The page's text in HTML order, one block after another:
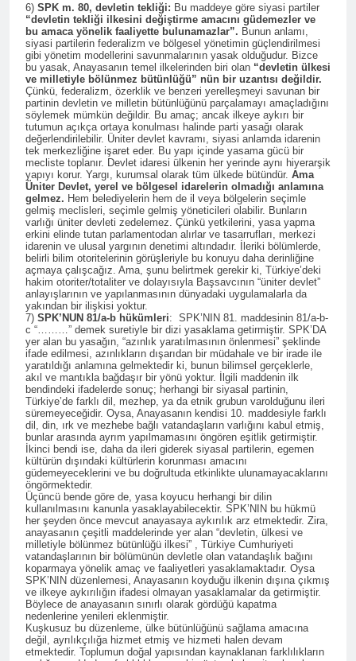
HAK-PAR’lı gençler bildiri
dağıttı. Ağrı’da HAK-PAR’lı
Alper yıldız ve Berkay Nurçin
öncülüğünde gençler, 19
Mart 2024 tarihinde, kent
merkezinde Parti bildirilerini
dağıttılar.
2 Yıl Ago
HAK-PAR İstanbul il
örgütü, ‘Halepçe
Soykırımını
unutmayacağız!’
2 Yıl Ago
HALEPÇE ŞEHİTLERİ HAK-
PAR DİYARBAKIR İL
ÖRGÜTÜNDE ANILDI
2 Yıl Ago
EM ŞEHÎDÊN KOMKUJIYA
HELEBÇÊ BI RÊZDARÎ BI
BÎRTÎNIN, HALEPÇE
SOYKIRIMI ŞEHİTLERİNİ
SAYGIYLA ANIYORUZ
2 Yıl Ago
Hak ve Özgürlükler Partisi
Diyarbakır’ın ilçelerinde
seçim çalışmalarını
sürdürüyor.
2 Yıl Ago
HAK-PAR Silvan, Bismil
ve Çınar ilçelerinde
2 Yıl Ago
HAK-PAR Başkanlık Kurulu;
‘Sorumluluk bilinciyle
seferber olalım.’ HAK-PAR
başkanlık kurulu 9 Mart 2024
tarihinde Diyarbakır’da
toplanarak gündemindeki
konuları görüştü ve aşağıdaki
bildiriyi kamuoyu le
paylaşmayı kararlaştırdı.
2 Yıl Ago
HAK-PAR Ankara Kadın
komisyonu, 8 Mart Dünya
kadınlar Günü’nü HAK-PAR
Genel merkezin de
düzenledikleri Kürtçe ve
Türķçe basın açıklamasıyla
kutladı.
2 Yıl Ago
BASINA VE KAMUOYUNA
İnsanlık tarihi aynı
zamanda yaşanan
eşitsizliklere karşı verilen
mücadele tarihidir.
2 Yıl Ago
HAK-PAR İstanbul
Büyükşehir belediye başkan
adayı Mustafa Aytaş,
Nûbihar Yayınevini ve
PWK’yi ziyaret etti.
2 Yıl Ago
HAK-PAR İstanbul
Büyükşehir belediye
başkan adayı Mustafa
Aytaş, KÜRT-KAV’ ziyaret
etti.
2 Yıl Ago
HAK-PAR Şanlıurfa
belediye başkan adayları
propaganda çalışmalarına
hız verdi
2 Yıl Ago
Partiya Saadetê bi şandekî
6) SPK m. 80, devletin tekliği: Bu maddeye göre siyasi partiler
“devletin tekliği ilkesini değiştirme amacını güdemezler ve
bu amaca yönelik faaliyette bulunamazlar”. Bunun anlamı,
siyasi partilerin federalizm ve bölgesel yönetimin güçlendirilmesi
gibi yönetim modellerini savunmalarının yasak olduğudur. Bizce
bu yasak, Anayasanın temel ilkelerinden biri olan “devletin ülkesi
ve milletiyle bölünmez bütünlüğü” nün bir uzantısı değildir.
Çünkü, federalizm, özerklik ve benzeri yerelleşmeyi savunan bir
partinin devletin ve milletin bütünlüğünü parçalamayı amaçladığını
söylemek mümkün değildir. Bu amaç; ancak ilkeye aykırı bir
tutumun açıkça ortaya konulması halinde parti yasağı olarak
değerlendirilebilir. Üniter devlet kavramı, siyasi anlamda idarenin
tek merkezliğine işaret eder. Bu yapı içinde yasama gücü bir
mecliste toplanır. Devlet idaresi ülkenin her yerinde aynı hiyerarşik
yapıyı korur. Yargı, kurumsal olarak tüm ülkede bütündür. Ama
Üniter Devlet, yerel ve bölgesel idarelerin olmadığı anlamına
gelmez. Hem belediyelerin hem de il veya bölgelerin seçimle
gelmiş meclisleri, seçimle gelmiş yöneticileri olabilir. Bunların
varlığı üniter devleti zedelemez. Çünkü yetkilerini, yasa yapma
erkini elinde tutan parlamentodan alırlar ve tasarrufları, merkezi
idarenin ve ulusal yargının denetimi altındadır. İleriki bölümlerde,
belirli bilim otoritelerinin görüşleriyle bu konuyu daha derinliğine
açmaya çalışcağız. Ama, şunu belirtmek gerekir ki, Türkiye’deki
hakim otoriter/totaliter ve dolayısıyla Başsavcının “üniter devlet”
anlayışlarının ve yapılanmasının dünyadaki uygulamalarla da
yakından bir ilişkisi yoktur.
7) SPK’NUN 81/a-b hükümleri: SPK’NIN 81. maddesinin 81/a-b-
c “………” demek suretiyle bir dizi yasaklama getirmiştir. SPK’DA
yer alan bu yasağın, “azınlık yaratılmasının önlenmesi” şeklinde
ifade edilmesi, azınlıkların dışarıdan bir müdahale ve bir irade ile
yaratıldığı anlamına gelmektedir ki, bunun bilimsel gerçeklerle,
akıl ve mantıkla bağdaşır bir yönü yoktur. İlgili maddenin ilk
bendindeki ifadelerde sonuç; herhangi bir siyasal partinin,
Türkiye’de farklı dil, mezhep, ya da etnik grubun varolduğunu ileri
süremeyeceğidir. Oysa, Anayasanın kendisi 10. maddesiyle farklı
dil, din, ırk ve mezhebe bağlı vatandaşların varlığını kabul etmiş,
bunlar arasında ayrım yapılmamasını öngören eşitlik getirmiştir.
İkinci bendi ise, daha da ileri giderek siyasal partilerin, egemen
kültürün dışındaki kültürlerin korunması amacını
güdemeyeceklerini ve bu doğrultuda etkinlikte ulunamayacaklarını
öngörmektedir.
Üçüncü bende göre de, yasa koyucu herhangi bir dilin
kullanılmasını kanunla yasaklayabilecektir. SPK’NIN bu hükmü
her şeyden önce mevcut anayasaya aykırılık arz etmektedir. Zira,
anayasanın çeşitli maddelerinde yer alan “devletin, ülkesi ve
milletiyle bölünmez bütünlüğü ilkesi” , Türkiye Cumhuriyeti
vatandaşlarının bir bölümünün devletle olan vatandaşlık bağını
koparmaya yönelik amaç ve faaliyetleri yasaklamaktadır. Oysa
SPK’NIN düzenlemesi, Anayasanın koyduğu ilkenin dışına çıkmış
ve ilkeye aykırılığın ifadesi olmayan yasaklamalar da getirmiştir.
Böylece de anayasanın sınırlı olarak gördüğü kapatma
nedenlerine yenileri eklenmiştir.
Kuşkusuz bu düzenleme, ülke bütünlüğünü sağlama amacına
değil, ayrılıkçılığa hizmet etmiş ve hizmeti halen devam
etmektedir. Toplumun doğal yapısından kaynaklanan farklılıkların